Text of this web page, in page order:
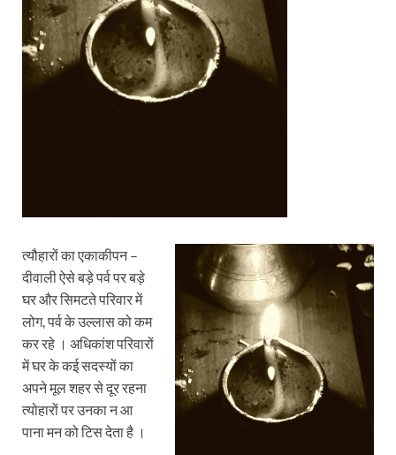
त्यौहारों का एकाकीपन –
दीवाली ऐसे बड़े पर्व पर बड़े
घर और सिमटते परिवार में
लोग, पर्व के उल्लास को कम
कर रहे । अधिकांश परिवारों
में घर के कई सदस्यों का
अपने मूल शहर से दूर रहना
त्योहारों पर उनका न आ
पाना मन को टिस देता है ।